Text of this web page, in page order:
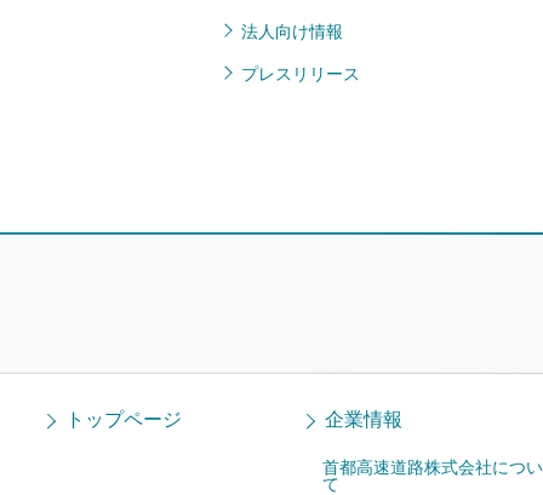
法人向け情報
プレスリリース
トップページ 企業情報
首都高速道路株式会社につい
て